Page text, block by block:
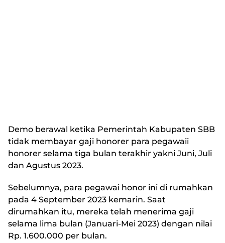
Demo berawal ketika Pemerintah Kabupaten SBB
tidak membayar gaji honorer para pegawaii
honorer selama tiga bulan terakhir yakni Juni, Juli
dan Agustus 2023.
Sebelumnya, para pegawai honor ini di rumahkan
pada 4 September 2023 kemarin. Saat
dirumahkan itu, mereka telah menerima gaji
selama lima bulan (Januari-Mei 2023) dengan nilai
Rp. 1.600.000 per bulan.